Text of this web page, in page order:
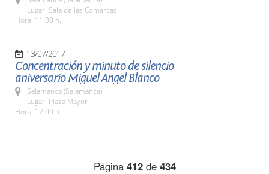
Lugar: Sala de las Comarcas
Hora: 11:30 h.
13/07/2017
Concentración y minuto de silencio
aniversario Miguel Angel Blanco
Salamanca (Salamanca)
Lugar: Plaza Mayor
Hora: 12:00 h.
Página 412de 434